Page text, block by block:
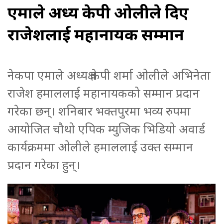
एमाले अध्यक्ष केपी ओलीले दिए
राजेशलाई महानायक सम्मान
नेकपा एमाले अध्यक्ष केपी शर्मा ओलीले अभिनेता
राजेश हमाललाई महानायकको सम्मान प्रदान
गरेका छन्। शनिबार भक्तपुरमा भव्य रुपमा
आयोजित चौथो एपिक म्युजिक भिडियो अवार्ड
कार्यक्रममा ओलीले हमाललाई उक्त सम्मान
प्रदान गरेका हुन्।